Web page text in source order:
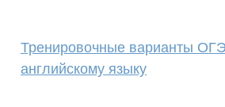
Тренировочные варианты
английскому языку